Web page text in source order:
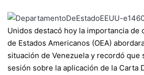
Unidos destacó hoy la importancia de
de Estados Americanos (OEA)
situación de Venezuela y recordó que
sesión sobre la aplicación de la Carta